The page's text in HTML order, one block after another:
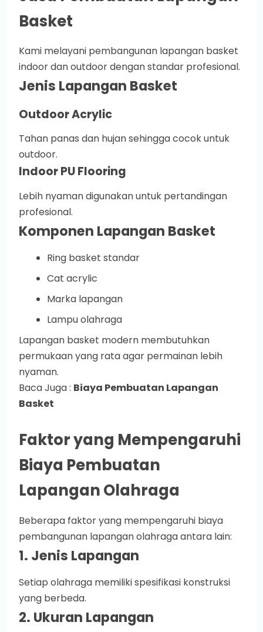
Basket
Kami melayani pembangunan lapangan basket
indoor dan outdoor dengan standar profesional.
Jenis Lapangan Basket
Outdoor Acrylic
Tahan panas dan hujan sehingga cocok untuk
outdoor.
Indoor PU Flooring
Lebih nyaman digunakan untuk pertandingan
profesional.
Komponen Lapangan Basket
Ring basket standar
Cat acrylic
Marka lapangan
Lampu olahraga
Lapangan basket modern membutuhkan
permukaan yang rata agar permainan lebih
nyaman.
Baca Juga : Biaya Pembuatan Lapangan
Basket
Faktor yang Mempengaruhi
Biaya Pembuatan
Lapangan Olahraga
Beberapa faktor yang mempengaruhi biaya
pembangunan lapangan olahraga antara lain:
1. Jenis Lapangan
Setiap olahraga memiliki spesifikasi konstruksi
yang berbeda.
2. Ukuran Lapangan